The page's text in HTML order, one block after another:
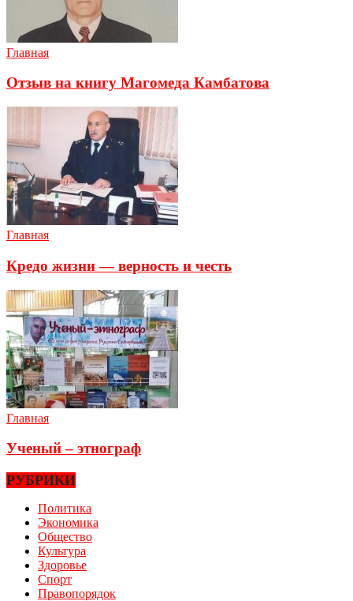
Главная
Отзыв на книгу Магомеда Камбатова
Главная
Кредо жизни — верность и честь
Главная
Ученый – этнограф
РУБРИКИ
Политика
Экономика
Общество
Культура
Здоровье
Спорт
Правопорядок